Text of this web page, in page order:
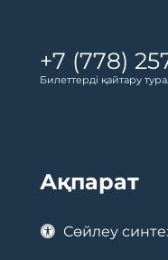
+7 (778)
Билеттерді қайтару
Ақпарат
Сөйлеу